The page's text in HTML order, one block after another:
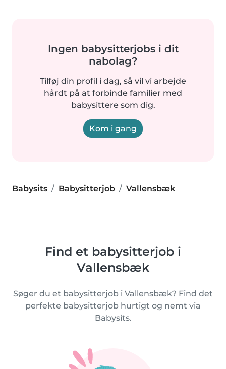
Ingen babysitterjobs i dit
nabolag?
Tilføj din profil i dag, så vil vi arbejde
hårdt på at forbinde familier med
babysittere som dig.
Kom i gang
Babysits Babysitterjob Vallensbæk
Find et babysitterjob i
Vallensbæk
Søger du et babysitterjob i Vallensbæk? Find det
perfekte babysitterjob hurtigt og nemt via
Babysits.